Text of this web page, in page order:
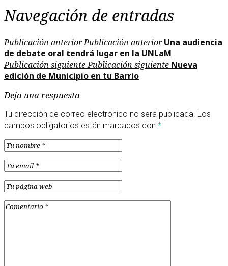
Navegación de entradas
Publicación anteriorPublicación anterior Una audiencia
de debate oral tendrá lugar en la UNLaM
Publicación siguientePublicación siguiente Nueva
edición de Municipio en tu Barrio
Deja una respuesta
Tu dirección de correo electrónico no será publicada. Los
campos obligatorios están marcados con *